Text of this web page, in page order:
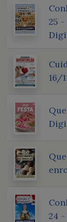
25 -
16/
24